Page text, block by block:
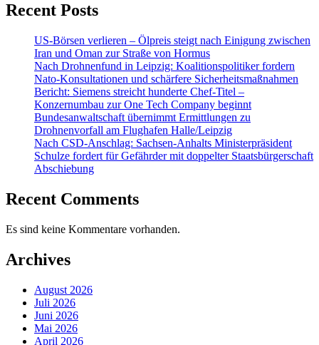
Recent Posts
US-Börsen verlieren – Ölpreis steigt nach Einigung zwischen
Iran und Oman zur Straße von Hormus
Nach Drohnenfund in Leipzig: Koalitionspolitiker fordern
Nato-Konsultationen und schärfere Sicherheitsmaßnahmen
Bericht: Siemens streicht hunderte Chef-Titel –
Konzernumbau zur One Tech Company beginnt
Bundesanwaltschaft übernimmt Ermittlungen zu
Drohnenvorfall am Flughafen Halle/Leipzig
Nach CSD-Anschlag: Sachsen-Anhalts Ministerpräsident
Schulze fordert für Gefährder mit doppelter Staatsbürgerschaft
Abschiebung
Recent Comments
Es sind keine Kommentare vorhanden.
Archives
August 2026
Juli 2026
Juni 2026
Mai 2026
April 2026